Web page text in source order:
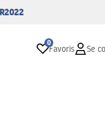
0
Favoris Se